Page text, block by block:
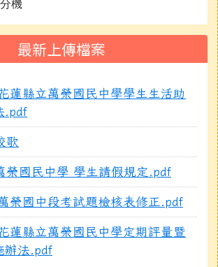
機
最新上傳檔案
蓮縣立萬榮國民中學學生生活助
.pdf
歌
榮國民中學 學生請假規定.pdf
榮國中段考試題檢核表修正.pdf
蓮縣立萬榮國民中學定期評量暨
辦法.pdf